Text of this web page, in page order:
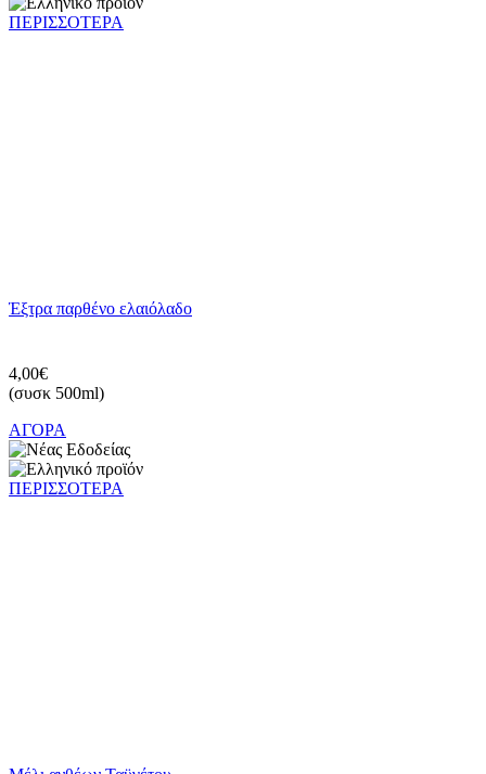
ΠΕΡΙΣΣΟΤΕΡΑ
Έξτρα παρθένο ελαιόλαδο
4,00€
(συσκ 500ml)
ΑΓΟΡΑ
ΠΕΡΙΣΣΟΤΕΡΑ